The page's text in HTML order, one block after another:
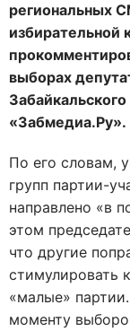
региональных
избирательной
выборах
«Забмедиа.Ру».
По его словам,
групп партии-
направлено «в
этом
что другие
стимулировать
«малые»
моменту